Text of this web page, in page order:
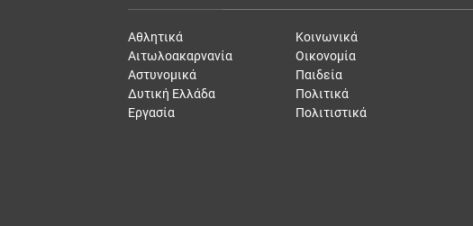
Αθλητικά
Αιτωλοακαρνανία
Αστυνομικά
Δυτική Ελλάδα
Εργασία
Κοινωνικά
Οικονομία
Παιδεία
Πολιτικά
Πολιτιστικά